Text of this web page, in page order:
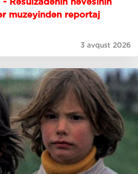
muzeyindən reportaj
3 avqust 2026